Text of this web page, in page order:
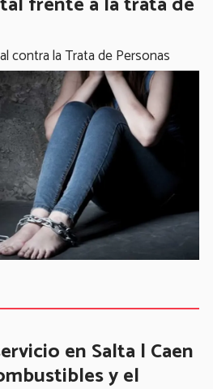
contra la Trata de Personas
en Salta | Caen
y el